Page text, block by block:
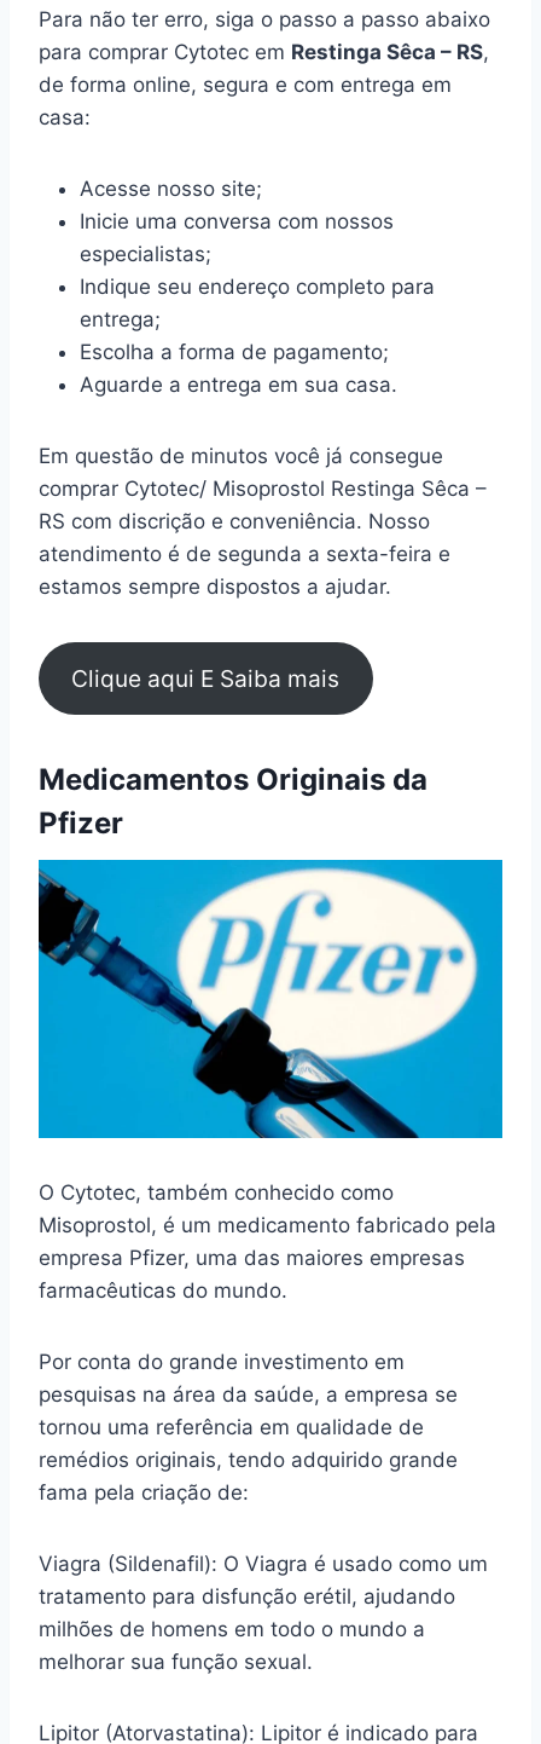
Para não ter erro, siga o passo a passo abaixo
para comprar Cytotec em Restinga Sêca – RS,
de forma online, segura e com entrega em
casa:
Acesse nosso site;
Inicie uma conversa com nossos
especialistas;
Indique seu endereço completo para
entrega;
Escolha a forma de pagamento;
Aguarde a entrega em sua casa.
Em questão de minutos você já consegue
comprar Cytotec/ Misoprostol Restinga Sêca –
RS com discrição e conveniência. Nosso
atendimento é de segunda a sexta-feira e
estamos sempre dispostos a ajudar.
Clique aqui E Saiba mais
Medicamentos Originais da
Pfizer
O Cytotec, também conhecido como
Misoprostol, é um medicamento fabricado pela
empresa Pfizer, uma das maiores empresas
farmacêuticas do mundo.
Por conta do grande investimento em
pesquisas na área da saúde, a empresa se
tornou uma referência em qualidade de
remédios originais, tendo adquirido grande
fama pela criação de:
Viagra (Sildenafil): O Viagra é usado como um
tratamento para disfunção erétil, ajudando
milhões de homens em todo o mundo a
melhorar sua função sexual.
Lipitor (Atorvastatina): Lipitor é indicado para